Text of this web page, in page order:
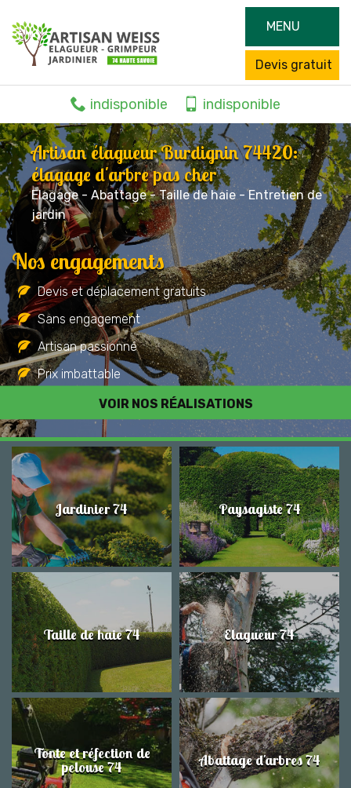
MENU
Devis gratuit
indisponible indisponible
Artisan élagueur Burdignin 74420:
élagage d'arbre pas cher
Elagage - Abattage - Taille de haie - Entretien de
jardin
VOIR NOS RÉALISATIONS
Nos engagements
Devis et déplacement gratuits
Sans engagement
Artisan passionné
Prix imbattable
Travail de qualité
Jardinier 74 Paysagiste 74
Taille de haie 74 Elagueur 74
Tonte et réfection de
pelouse 74 Abattage d'arbres 74